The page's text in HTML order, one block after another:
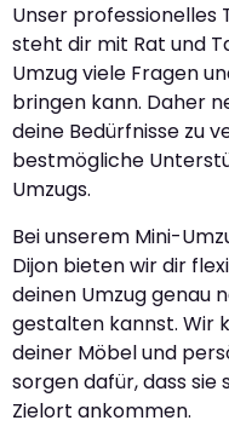
Unser professionelles
steht dir mit Rat und
Umzug viele Fragen
bringen kann. Daher
deine Bedürfnisse zu
bestmögliche
Umzugs.
Bei unserem Mini-
Dijon bieten wir dir
deinen Umzug genau
gestalten kannst. Wir
deiner Möbel und
sorgen dafür, dass
Zielort ankommen.